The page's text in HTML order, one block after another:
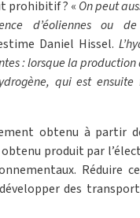
prohibitif ? « On peut
d’éoliennes ou de
Daniel Hissel.
: lorsque la production
qui est ensuite
obtenu à partir
produit par
Réduire
des